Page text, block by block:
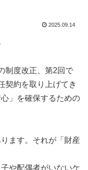
2025.09.14
制度改正、第2回で
契約を取り上げてき
」を確保するための
ます。それが「財産
や配偶者がいないケ